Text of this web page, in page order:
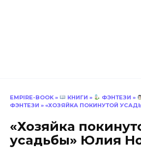
EMPIRE-BOOK » КНИГИ » ФЭНТЕЗИ »
ФЭНТЕЗИ » «ХОЗЯЙКА ПОКИНУТОЙ
«Хозяйка
усадьбы» Юлия